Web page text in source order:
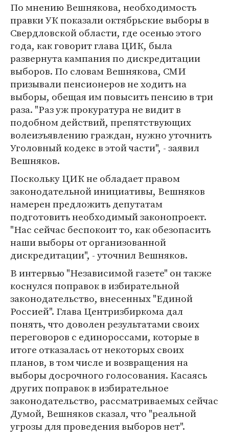
По мнению Вешнякова, необходимость
правки УК показали октябрьские выборы в
Свердловской области, где осенью этого
года, как говорит глава ЦИК, была
развернута кампания по дискредитации
выборов. По словам Вешнякова, СМИ
призывали пенсионеров не ходить на
выборы, обещая им повысить пенсию в три
раза. "Раз уж прокуратура не видит в
подобном действий, препятствующих
волеизъявлению граждан, нужно уточнить
Уголовный кодекс в этой части", - заявил
Вешняков.
Поскольку ЦИК не обладает правом
законодательной инициативы, Вешняков
намерен предложить депутатам
подготовить необходимый законопроект.
"Нас сейчас беспокоит то, как обезопасить
наши выборы от организованной
дискредитации", - уточнил Вешняков.
В интервью "Независимой газете" он также
коснулся поправок в избирательной
законодательство, внесенных "Единой
Россией". Глава Центризбиркома дал
понять, что доволен результатами своих
переговоров с единороссами, которые в
итоге отказалась от некоторых своих
планов, в том числе и возвращения на
выборы досрочного голосования. Касаясь
других поправок в избирательное
законодательство, рассматриваемых сейчас
Думой, Вешняков сказал, что "реальной
угрозы для проведения выборов нет".